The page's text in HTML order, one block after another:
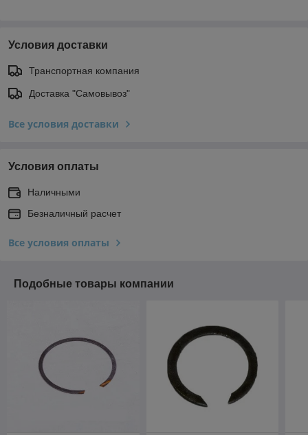
Условия доставки
Транспортная компания
Доставка "Самовывоз"
Все условия доставки
Условия оплаты
Наличными
Безналичный расчет
Все условия оплаты
Подобные товары компании